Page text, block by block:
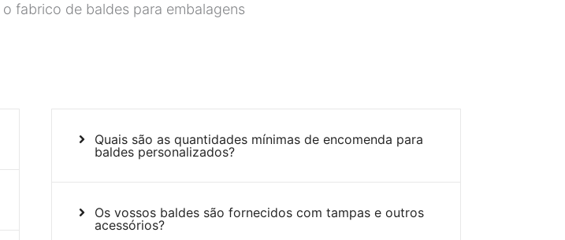
fabrico de baldes para embalagens
Quais são as quantidades mínimas de encomenda para
baldes personalizados?
Os vossos baldes são fornecidos com tampas e outros
acessórios?